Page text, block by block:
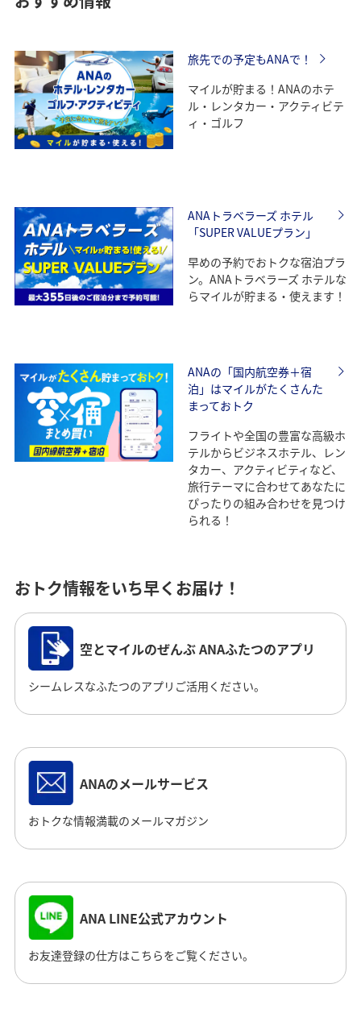
旅先での予定もANAで！
マイルが貯まる！ANAのホテ
ル・レンタカー・アクティビテ
ィ・ゴルフ
ANAトラベラーズ ホテル
「SUPER VALUEプラン」
早めの予約でおトクな宿泊プラ
ン。ANAトラベラーズ ホテルな
らマイルが貯まる・使えます！
ANAの「国内航空券＋宿
泊」はマイルがたくさんた
まっておトク
フライトや全国の豊富な高級ホ
テルからビジネスホテル、レン
タカー、アクティビティなど、
旅行テーマに合わせてあなたに
ぴったりの組み合わせを見つけ
られる！
おトク情報をいち早くお届け！
空とマイルのぜんぶ ANAふたつのアプリ
シームレスなふたつのアプリご活用ください。
ANAのメールサービス
おトクな情報満載のメールマガジン
ANA LINE公式アカウント
お友達登録の仕方はこちらをご覧ください。